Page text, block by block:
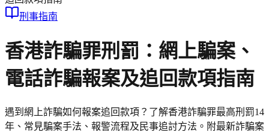
刑事指南
香港詐騙罪刑罰：網上騙案、
電話詐騙報案及追回款項指南
遇到網上詐騙如何報案追回款項？了解香港詐騙罪最高刑罰14
年、常見騙案手法、報警流程及民事追討方法。附最新詐騙案